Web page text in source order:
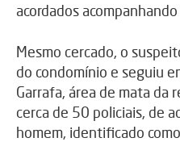
acordados
Mesmo cercado, o
do condomínio e seguiu
Garrafa, área de mata da
cerca de 50 policiais, de
homem, identificado